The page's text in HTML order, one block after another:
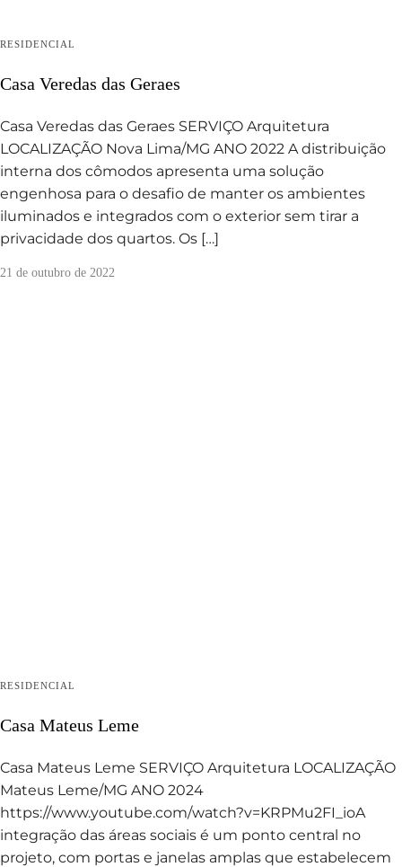
RESIDENCIAL
Casa Veredas das Geraes
Casa Veredas das Geraes SERVIÇO Arquitetura
LOCALIZAÇÃO Nova Lima/MG ANO 2022 A distribuição
interna dos cômodos apresenta uma solução
engenhosa para o desafio de manter os ambientes
iluminados e integrados com o exterior sem tirar a
privacidade dos quartos. Os […]
21 de outubro de 2022
RESIDENCIAL
Casa Mateus Leme
Casa Mateus Leme SERVIÇO Arquitetura LOCALIZAÇÃO
Mateus Leme/MG ANO 2024
https://www.youtube.com/watch?v=KRPMu2FI_ioA
integração das áreas sociais é um ponto central no
projeto, com portas e janelas amplas que estabelecem